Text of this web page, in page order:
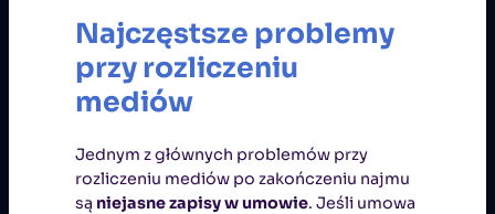
Najczęstsze problemy
przy rozliczeniu
mediów
Jednym z głównych problemów przy
rozliczeniu mediów po zakończeniu najmu
są niejasne zapisy w umowie. Jeśli umowa